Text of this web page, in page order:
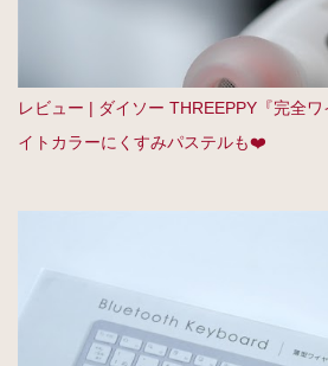
レビュー | ダイソー THREEPPY『完全
イトカラーにくすみパステルも❤️